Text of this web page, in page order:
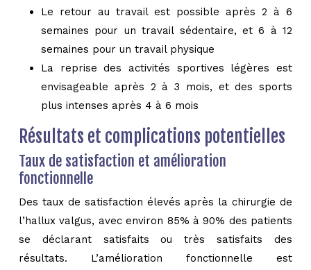
Le retour au travail est possible après 2 à 6
semaines pour un travail sédentaire, et 6 à 12
semaines pour un travail physique
La reprise des activités sportives légères est
envisageable après 2 à 3 mois, et des sports
plus intenses après 4 à 6 mois
Résultats et complications potentielles
Taux de satisfaction et amélioration
fonctionnelle
Des taux de satisfaction élevés après la chirurgie de
l’hallux valgus, avec environ 85% à 90% des patients
se déclarant satisfaits ou très satisfaits des
résultats. L’amélioration fonctionnelle est